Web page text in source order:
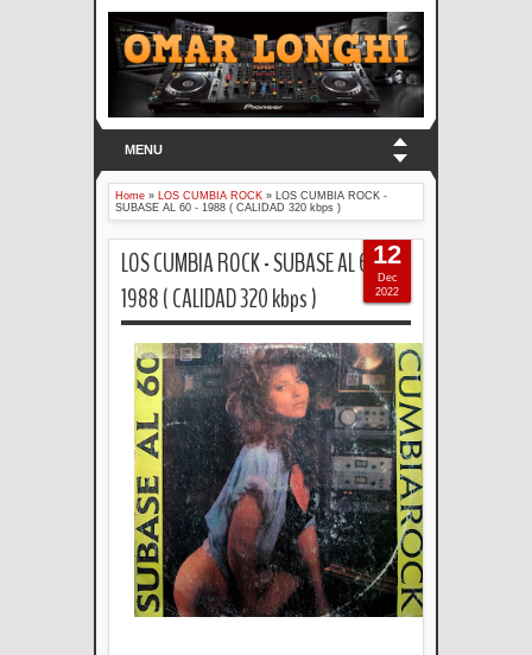
MENU
Home » LOS CUMBIA ROCK »
LOS CUMBIA ROCK -
SUBASE AL 60 - 1988 ( CALIDAD 320 kbps )
LOS CUMBIA ROCK - SUBASE AL 60 -
1988 ( CALIDAD 320 kbps )
12
Dec
2022